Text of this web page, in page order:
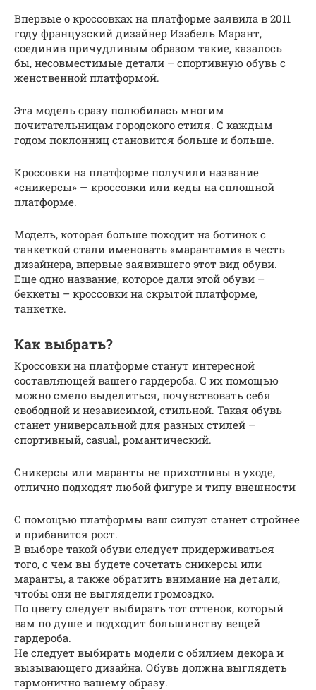
Впервые о кроссовках на платформе заявила в 2011
году французский дизайнер Изабель Марант,
соединив причудливым образом такие, казалось
бы, несовместимые детали – спортивную обувь с
женственной платформой.
Эта модель сразу полюбилась многим
почитательницам городского стиля. С каждым
годом поклонниц становится больше и больше.
Кроссовки на платформе получили название
«сникерсы» — кроссовки или кеды на сплошной
платформе.
Модель, которая больше походит на ботинок с
танкеткой стали именовать «марантами» в честь
дизайнера, впервые заявившего этот вид обуви.
Еще одно название, которое дали этой обуви –
беккеты – кроссовки на скрытой платформе,
танкетке.
Как выбрать?
Кроссовки на платформе станут интересной
составляющей вашего гардероба. С их помощью
можно смело выделиться, почувствовать себя
свободной и независимой, стильной. Такая обувь
станет универсальной для разных стилей –
спортивный, casual, романтический.
Сникерсы или маранты не прихотливы в уходе,
отлично подходят любой фигуре и типу внешности
С помощью платформы ваш силуэт станет стройнее
и прибавится рост.
В выборе такой обуви следует придерживаться
того, с чем вы будете сочетать сникерсы или
маранты, а также обратить внимание на детали,
чтобы они не выглядели громоздко.
По цвету следует выбирать тот оттенок, который
вам по душе и подходит большинству вещей
гардероба.
Не следует выбирать модели с обилием декора и
вызывающего дизайна. Обувь должна выглядеть
гармонично вашему образу.